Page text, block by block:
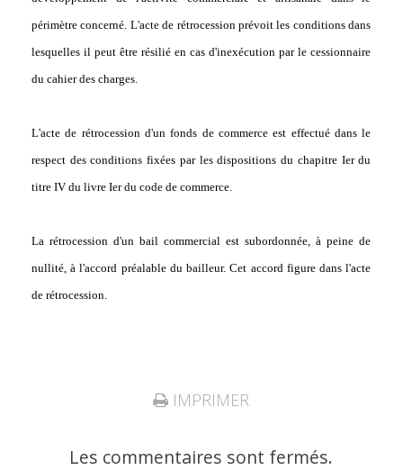
périmètre concerné. L'acte de rétrocession prévoit les conditions dans
lesquelles il peut être résilié en cas d'inexécution par le cessionnaire
du cahier des charges.
L'acte de rétrocession d'un fonds de commerce est effectué dans le
respect des conditions fixées par les dispositions du chapitre Ier du
titre IV du livre Ier du code de commerce.
La rétrocession d'un bail commercial est subordonnée, à peine de
nullité, à l'accord préalable du bailleur. Cet accord figure dans l'acte
de rétrocession.
IMPRIMER
Les commentaires sont fermés.